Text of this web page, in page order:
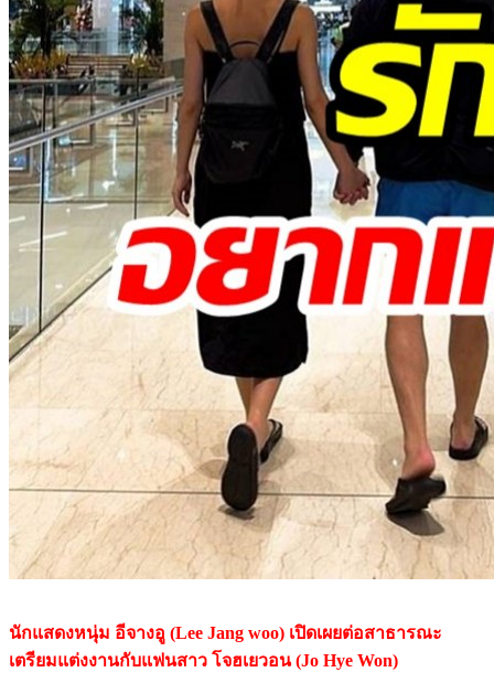
นักแสดงหนุ่ม อีจางอู (Lee Jang woo) เปิดเผยต่อสาธารณะ
เตรียมแต่งงานกับแฟนสาว โจฮเยวอน (Jo Hye Won)